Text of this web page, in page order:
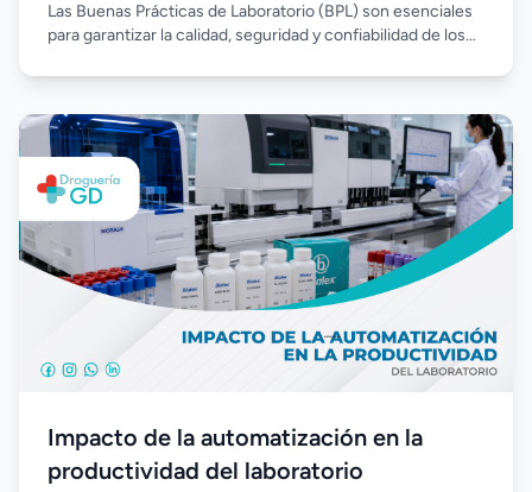
Las Buenas Prácticas de Laboratorio (BPL) son esenciales
para garantizar la calidad, seguridad y confiabilidad de los
estandarizar procesos, reducir errores, fortalecer el
beneficio de los pacientes.
Impacto de la automatización en la
productividad del laboratorio